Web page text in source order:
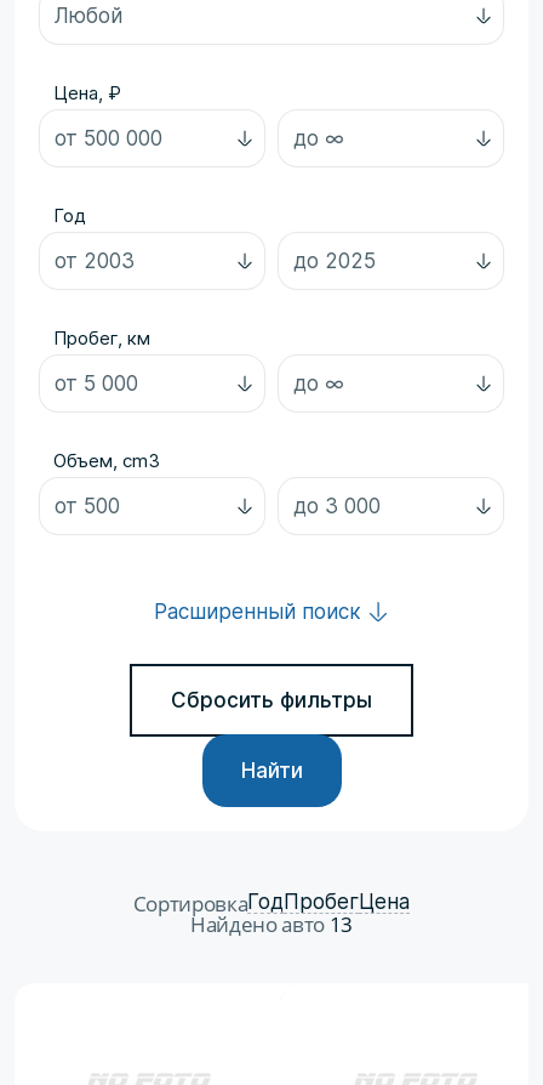
Цена, ₽
Год
Пробег, км
Объем, cm3
Расширенный поиск
Сбросить фильтры
Найти
СортировкаГодПробегЦена
Найдено авто 13